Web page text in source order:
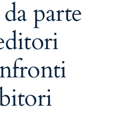
parte